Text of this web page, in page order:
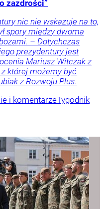
zazdrości”
nic nie wskazuje na to,
spory między dwoma
– Dotychczas
prezydentury jest
Mariusz Witczak z
z której możemy być
z Rozwoju Plus.
i komentarzeTygodnik